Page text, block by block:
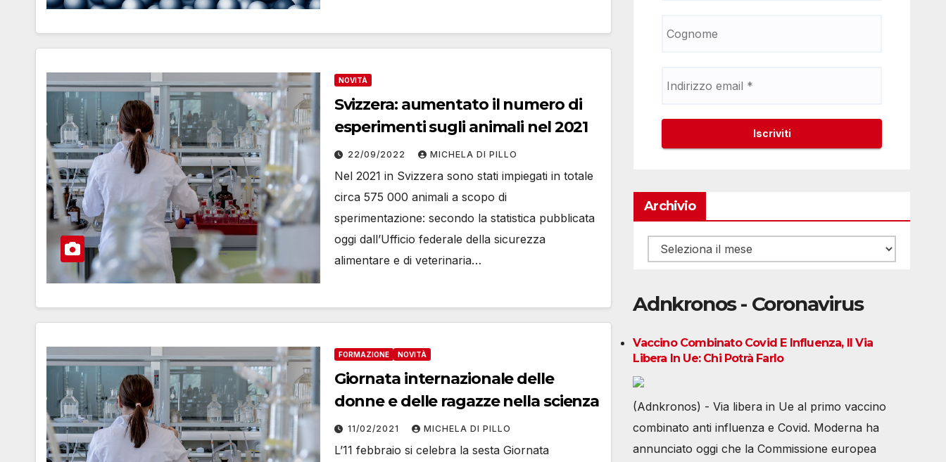
NOVITÀ
Svizzera: aumentato il numero di
esperimenti sugli animali nel 2021
22/09/2022 MICHELA DI PILLO
Nel 2021 in Svizzera sono stati impiegati in totale
circa 575 000 animali a scopo di
sperimentazione: secondo la statistica pubblicata
oggi dallʼUfficio federale della sicurezza
alimentare e di veterinaria…
FORMAZIONE NOVITÀ
Giornata internazionale delle
donne e delle ragazze nella scienza
11/02/2021 MICHELA DI PILLO
L’11 febbraio si celebra la sesta Giornata
Archivio
Archivio
Adnkronos - Coronavirus
Vaccino Combinato Covid E Influenza, Il Via
Libera In Ue: Chi Potrà Farlo
(Adnkronos) - Via libera in Ue al primo vaccino
combinato anti influenza e Covid. Moderna ha
annunciato oggi che la Commissione europea